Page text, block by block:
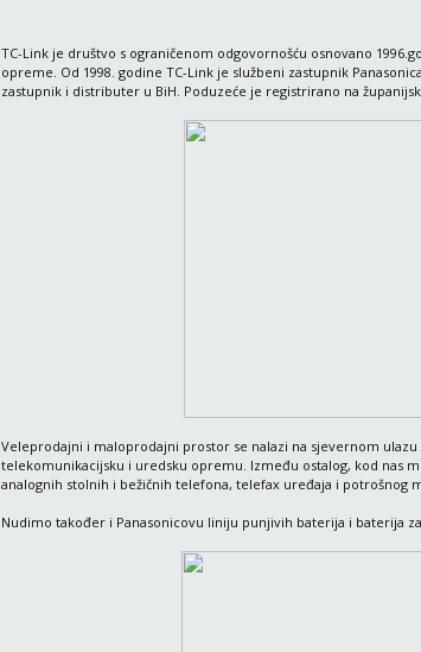
TC-Link je društvo s ograničenom odgovornošću osnovano
opreme. Od 1998. godine TC-Link je službeni zastupnik
zastupnik i distributer u BiH. Poduzeće je registrirano na
Veleprodajni i maloprodajni prostor se nalazi na sjevernom
telekomunikacijsku i uredsku opremu. Između ostalog, kod nas
analognih stolnih i bežičnih telefona, telefax uređaja i potrošnog
Nudimo također i Panasonicovu liniju punjivih baterija i baterija